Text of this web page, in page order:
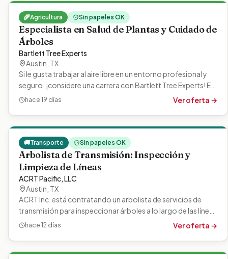
🌾Agricultura Sin papeles OK
Especialista en Salud de Plantas y Cuidado de
Árboles
Bartlett Tree Experts
Austin TX
Si le gusta trabajar al aire libre en un entorno profesional y
seguro, ¡considere una carrera con Bartlett Tree Experts! En
Bartlett,…
hace 19 días Ver oferta →
🚚Transporte Sin papeles OK
Arbolista de Transmisión: Inspección y
Limpieza de Líneas
ACRT Pacific, LLC
Austin TX
ACRT Inc. está contratando un arbolista de servicios de
transmisión para inspeccionar árboles a lo largo de las líneas
de transmisión,…
hace 12 días Ver oferta →